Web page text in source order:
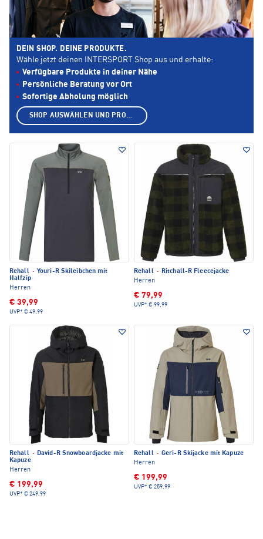
Rehall · Youri-R Skileibchen mit
Halfzip
Herren
€ 39,99
UVP* € 49,99
Rehall · Ritchall-R Fleecejacke
Herren
€ 79,99
UVP* € 99,99
Rehall · David-R Snowboardjacke mit
Kapuze
Herren
€ 199,99
UVP* € 249,99
Rehall · Geri-R Skijacke mit Kapuze
Herren
€ 199,99
UVP* € 259,99
DEIN SHOP. DEINE PRODUKTE.
Wähle jetzt deinen INTERSPORT Shop aus und erhalte:
Verfügbare Produkte in deiner Nähe
Persönliche Beratung vor Ort
Sofortige Abholung möglich
SHOP AUSWÄHLEN UND PRODUKTE ANZEIGEN